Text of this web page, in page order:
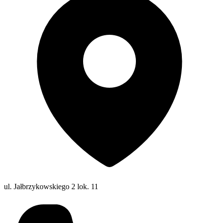
ul. Jałbrzykowskiego 2 lok. 11